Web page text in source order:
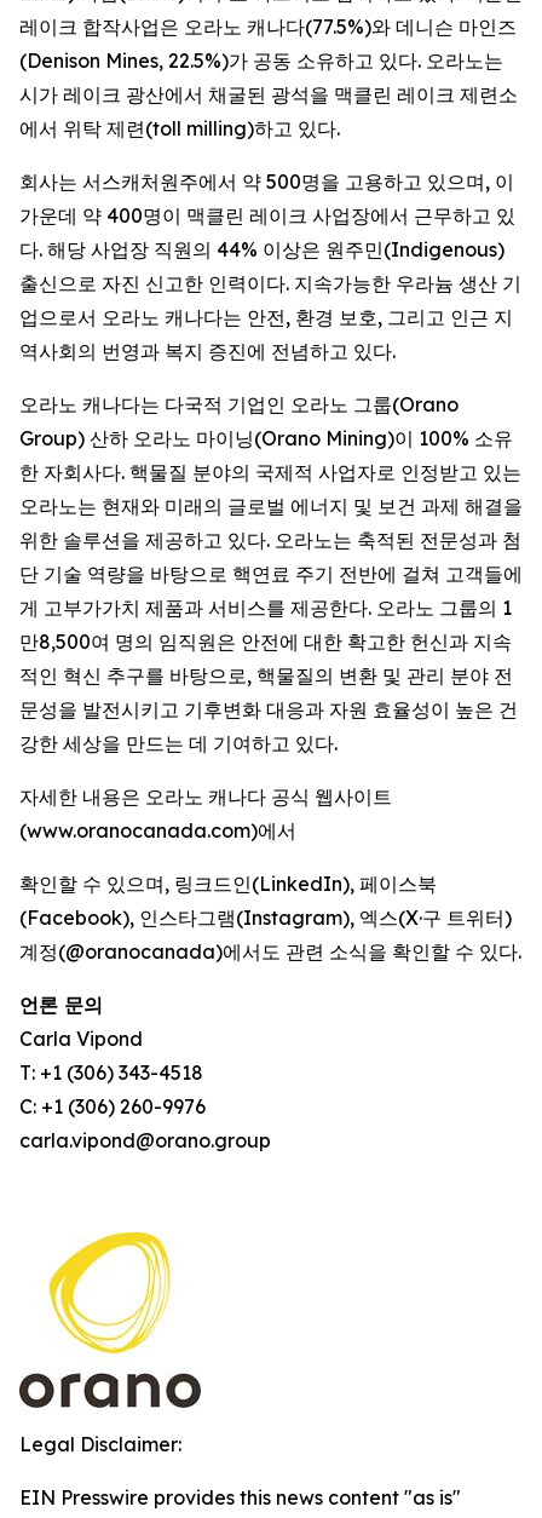
레이크 합작사업은 오라노 캐나다(77.5%)와 데니슨 마인즈
(Denison Mines, 22.5%)가 공동 소유하고 있다. 오라노는
시가 레이크 광산에서 채굴된 광석을 맥클린 레이크 제련소
에서 위탁 제련(toll milling)하고 있다.
회사는 서스캐처원주에서 약 500명을 고용하고 있으며, 이
가운데 약 400명이 맥클린 레이크 사업장에서 근무하고 있
다. 해당 사업장 직원의 44% 이상은 원주민(Indigenous)
출신으로 자진 신고한 인력이다. 지속가능한 우라늄 생산 기
업으로서 오라노 캐나다는 안전, 환경 보호, 그리고 인근 지
역사회의 번영과 복지 증진에 전념하고 있다.
오라노 캐나다는 다국적 기업인 오라노 그룹(Orano
Group) 산하 오라노 마이닝(Orano Mining)이 100% 소유
한 자회사다. 핵물질 분야의 국제적 사업자로 인정받고 있는
오라노는 현재와 미래의 글로벌 에너지 및 보건 과제 해결을
위한 솔루션을 제공하고 있다. 오라노는 축적된 전문성과 첨
단 기술 역량을 바탕으로 핵연료 주기 전반에 걸쳐 고객들에
게 고부가가치 제품과 서비스를 제공한다. 오라노 그룹의 1
만8,500여 명의 임직원은 안전에 대한 확고한 헌신과 지속
적인 혁신 추구를 바탕으로, 핵물질의 변환 및 관리 분야 전
문성을 발전시키고 기후변화 대응과 자원 효율성이 높은 건
강한 세상을 만드는 데 기여하고 있다.
자세한 내용은 오라노 캐나다 공식 웹사이트
(www.oranocanada.com)에서
확인할 수 있으며, 링크드인(LinkedIn), 페이스북
(Facebook), 인스타그램(Instagram), 엑스(X·구 트위터)
계정(@oranocanada)에서도 관련 소식을 확인할 수 있다.
언론 문의
Carla Vipond
T: +1 (306) 343-4518
C: +1 (306) 260-9976
carla.vipond@orano.group
Legal Disclaimer:
EIN Presswire provides this news content "as is"